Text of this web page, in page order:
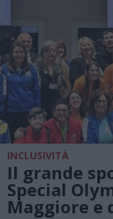
INCLUSIVITÀ
Il grande
Special
Maggiore e